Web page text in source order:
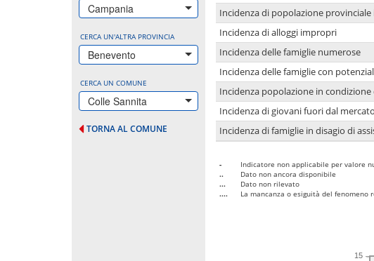
Campania
CERCA UN'ALTRA PROVINCIA
Benevento
CERCA UN COMUNE
Colle Sannita
TORNA AL COMUNE
Incidenza di popolazione
Incidenza di alloggi impropri
Incidenza delle famiglie numerose
Incidenza delle famiglie con
Incidenza popolazione in
Incidenza di giovani fuori dal
Incidenza di famiglie in disagio di
-
Indicatore non applicabile per valore
..
Dato non ancora disponibile
...
Dato non rilevato
....
La mancanza o esiguità del fenomeno
15